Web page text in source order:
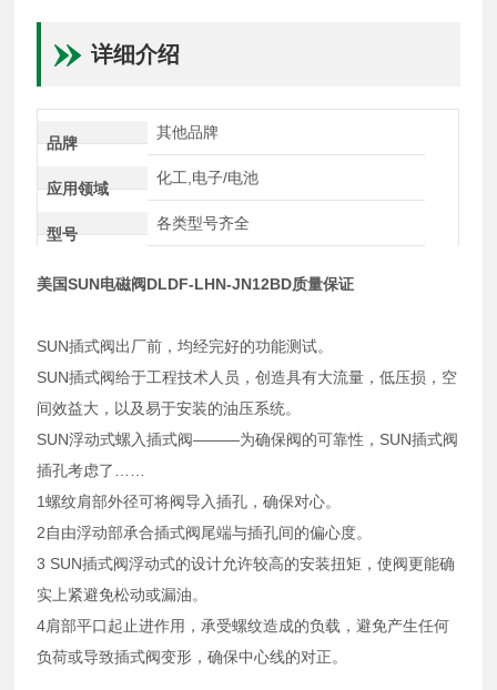
详细介绍
品牌
其他品牌
应用领域
化工,电子/电池
型号
各类型号齐全
美国SUN电磁阀DLDF-LHN-JN12BD质量保证
SUN插式阀出厂前，均经完好的功能测试。
SUN插式阀给于工程技术人员，创造具有大流量，低压损，空
间效益大，以及易于安装的油压系统。
SUN浮动式螺入插式阀———为确保阀的可靠性，SUN插式阀
插孔考虑了……
1螺纹肩部外径可将阀导入插孔，确保对心。
2自由浮动部承合插式阀尾端与插孔间的偏心度。
3 SUN插式阀浮动式的设计允许较高的安装扭矩，使阀更能确
实上紧避免松动或漏油。
4肩部平口起止进作用，承受螺纹造成的负载，避免产生任何
负荷或导致插式阀变形，确保中心线的对正。